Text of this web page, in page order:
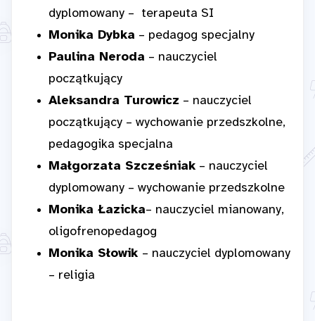
dyplomowany – terapeuta SI
Monika Dybka – pedagog specjalny
Paulina Neroda – nauczyciel
początkujący
Aleksandra Turowicz – nauczyciel
początkujący – wychowanie przedszkolne,
pedagogika specjalna
Małgorzata Szcześniak – nauczyciel
dyplomowany – wychowanie przedszkolne
Monika Łazicka– nauczyciel mianowany,
oligofrenopedagog
Monika Słowik – nauczyciel dyplomowany
– religia